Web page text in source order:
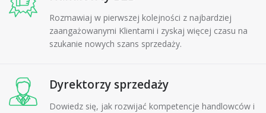
Rozmawiaj w pierwszej kolejności z najbardziej
zaangażowanymi Klientami i zyskaj więcej czasu na
szukanie nowych szans sprzedaży.
Dyrektorzy sprzedaży
Dowiedz się, jak rozwijać kompetencje handlowców i